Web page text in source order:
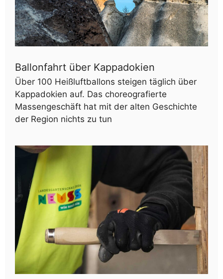
Ballonfahrt über Kappadokien
Über 100 Heißluftballons steigen täglich über
Kappadokien auf. Das choreografierte
Massengeschäft hat mit der alten Geschichte
der Region nichts zu tun